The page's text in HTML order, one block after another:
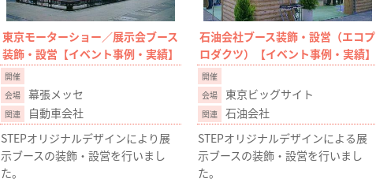
東京モーターショー／展示会ブース
装飾・設営【イベント事例・実績】
幕張メッセ
自動車会社
STEPオリジナルデザインにより展
示ブースの装飾・設営を行いまし
た。
石油会社ブース装飾・設営（エコプ
ロダクツ）【イベント事例・実績】
東京ビッグサイト
石油会社
STEPオリジナルデザインによる展
示ブースの装飾・設営を行いまし
た。